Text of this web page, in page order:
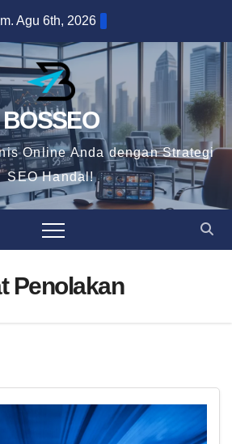
Agu 6th, 2026
BOSSEO
Online Anda dengan Strategi
SEO Handal!
Penolakan